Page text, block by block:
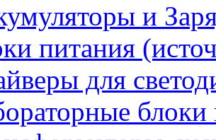
и
питания
для
блоки